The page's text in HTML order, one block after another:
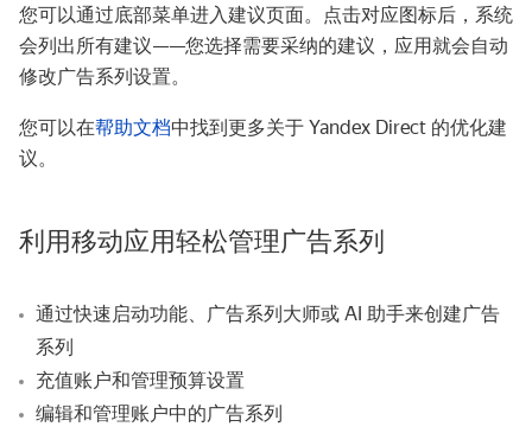
您可以通过底部菜单进入建议页面。点击对应图标后，系统
会列出所有建议——您选择需要采纳的建议，应用就会自动
修改广告系列设置。
您可以在帮助文档中找到更多关于 Yandex Direct 的优化建
议。
利用移动应用轻松管理广告系列
通过快速启动功能、广告系列大师或 AI 助手来创建广告
系列
充值账户和管理预算设置
编辑和管理账户中的广告系列